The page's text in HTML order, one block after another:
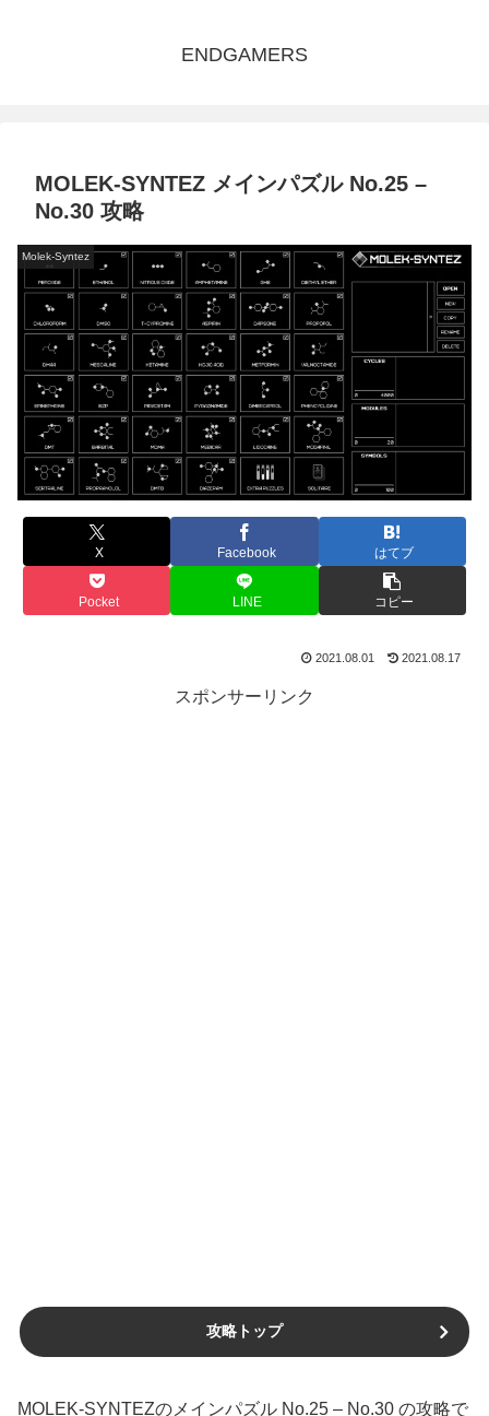
ENDGAMERS
MOLEK-SYNTEZ メインパズル No.25 –
No.30 攻略
Molek-Syntez
X Facebook はてブ
Pocket LINE コピー
2021.08.01 2021.08.17
スポンサーリンク
攻略トップ
MOLEK-SYNTEZのメインパズル No.25 – No.30 の攻略で